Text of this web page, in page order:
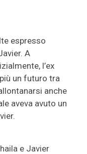
espresso
A
l’ex
un futuro tra
anche
aveva avuto un
e Javier